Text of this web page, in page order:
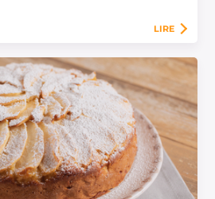
LIRE